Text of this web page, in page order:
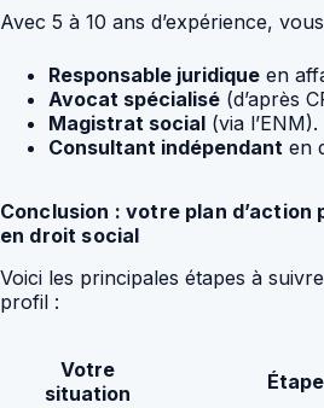
Avec 5 à 10 ans d’expérience,
Responsable juridique en
Avocat spécialisé (d’après
Magistrat social (via l’ENM).
Consultant indépendant en
Conclusion : votre plan
en droit social
Voici les principales étapes à
profil :
Votre
situation